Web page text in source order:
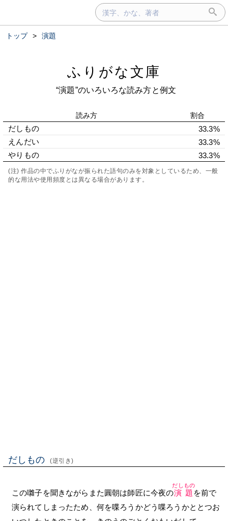
トップ > 演題
ふりがな文庫
“演題”のいろいろな読み方と例文
読み方 割合
だしもの
33.3%
えんだい
33.3%
やりもの
33.3%
(注) 作品の中でふりがなが振られた語句のみを対象としているため、一般
的な用法や使用頻度とは異なる場合があります。
だしもの (逆引き)
この囃子を聞きながらまた圓朝は師匠に今夜の演題
だしもの
を前で
演られてしまったため、何を喋ろうかどう喋ろうかととつお